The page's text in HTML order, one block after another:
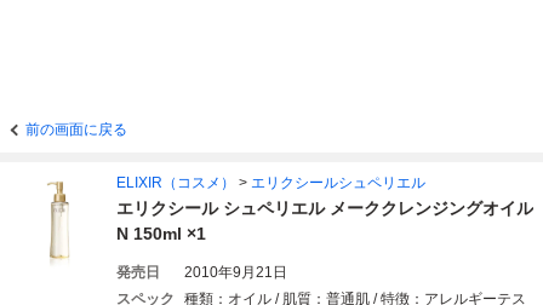
前の画面に戻る
ELIXIR（コスメ） > エリクシールシュペリエル
エリクシール シュペリエル メーククレンジングオイル
N 150ml ×1
発売日
2010年9月21日
スペック
種類：オイル / 肌質：普通肌 / 特徴：アレルギーテス